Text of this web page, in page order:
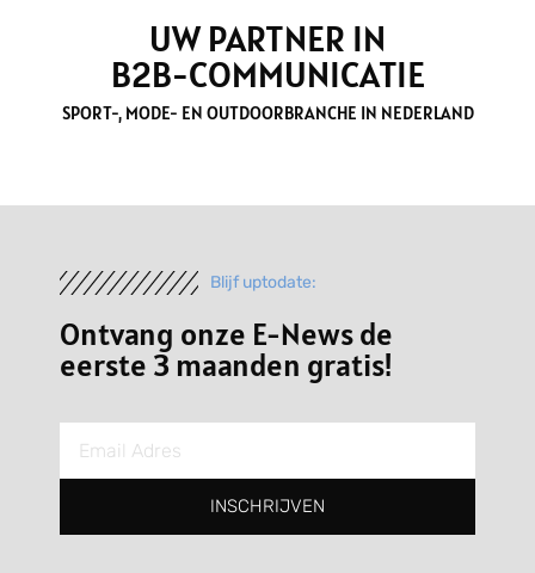
UW PARTNER IN
B2B-COMMUNICATIE
SPORT-, MODE- EN OUTDOORBRANCHE IN NEDERLAND
Blijf uptodate:
Ontvang onze E-News de
eerste 3 maanden gratis!
INSCHRIJVEN